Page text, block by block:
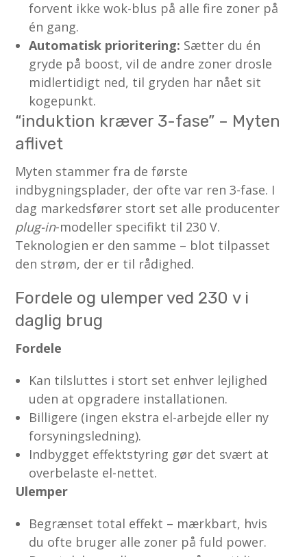
forvent ikke wok-blus på alle fire zoner på
én gang.
Automatisk prioritering: Sætter du én
gryde på boost, vil de andre zoner drosle
midlertidigt ned, til gryden har nået sit
kogepunkt.
“induktion kræver 3-fase” – Myten
aflivet
Myten stammer fra de første
indbygningsplader, der ofte var ren 3-fase. I
dag markedsfører stort set alle producenter
plug-in-modeller specifikt til 230 V.
Teknologien er den samme – blot tilpasset
den strøm, der er til rådighed.
Fordele og ulemper ved 230 v i
daglig brug
Fordele
Kan tilsluttes i stort set enhver lejlighed
uden at opgradere installationen.
Billigere (ingen ekstra el-arbejde eller ny
forsyningsledning).
Indbygget effektstyring gør det svært at
overbelaste el-nettet.
Ulemper
Begrænset total effekt – mærkbart, hvis
du ofte bruger alle zoner på fuld power.